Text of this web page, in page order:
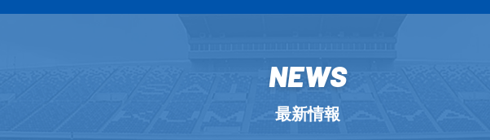
NEWS
最新情報